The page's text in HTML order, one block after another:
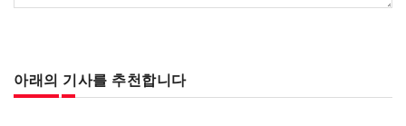
아래의 기사를 추천합니다